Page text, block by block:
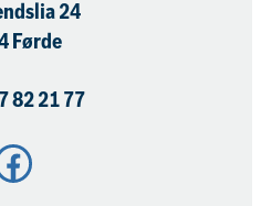
24
Førde
82 21 77